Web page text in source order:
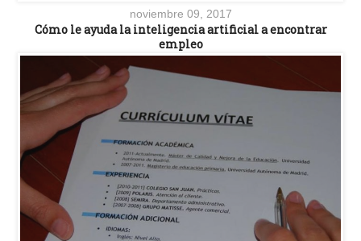
noviembre 09, 2017
Cómo le ayuda la inteligencia artificial a encontrar
empleo